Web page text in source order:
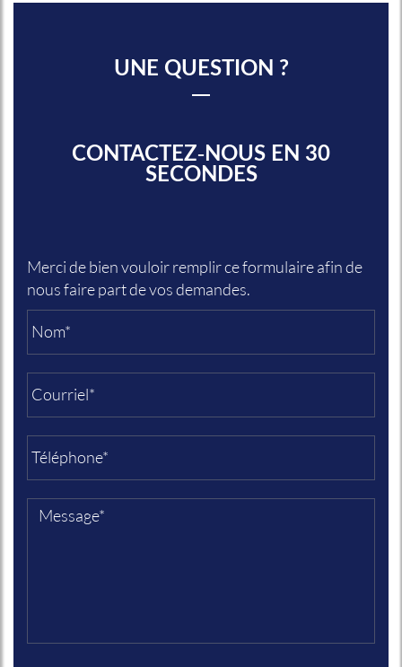
UNE QUESTION ?
CONTACTEZ-NOUS EN 30
SECONDES
Merci de bien vouloir remplir ce formulaire afin de
nous faire part de vos demandes.